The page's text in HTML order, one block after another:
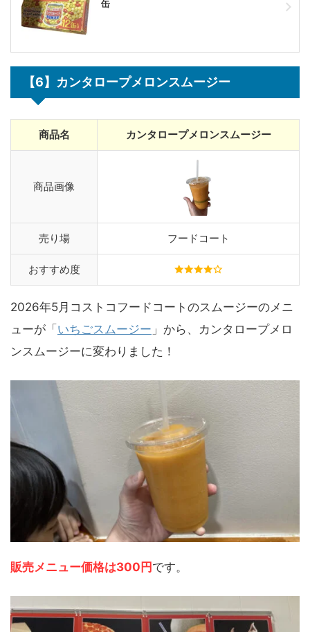
缶
【6】カンタロープメロンスムージー
商品名 カンタロープメロンスムージー
商品画像
売り場 フードコート
おすすめ度
2026年5月コストコフードコートのスムージーのメニ
ューが「いちごスムージー 」から、カンタロープメロ
ンスムージーに変わりました！
販売メニュー価格は300円 です。